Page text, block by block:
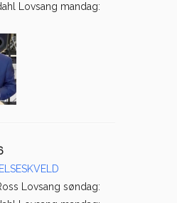
Lovsang mandag:
Lovsang søndag: